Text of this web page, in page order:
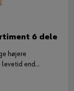
6 dele
højere
end